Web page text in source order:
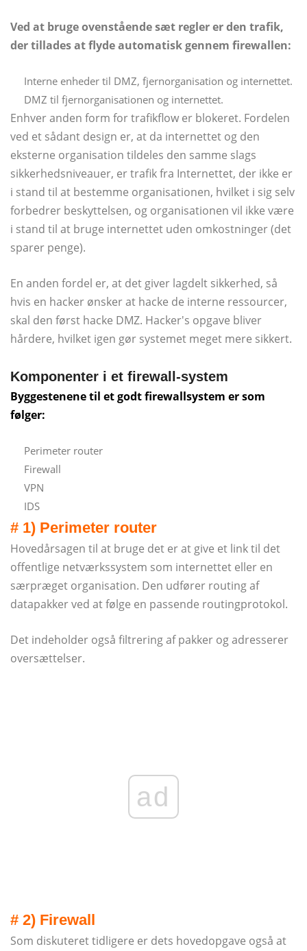
Ved at bruge ovenstående sæt regler er den trafik,
der tillades at flyde automatisk gennem firewallen:
Interne enheder til DMZ, fjernorganisation og internettet.
DMZ til fjernorganisationen og internettet.
Enhver anden form for trafikflow er blokeret. Fordelen
ved et sådant design er, at da internettet og den
eksterne organisation tildeles den samme slags
sikkerhedsniveauer, er trafik fra Internettet, der ikke er
i stand til at bestemme organisationen, hvilket i sig selv
forbedrer beskyttelsen, og organisationen vil ikke være
i stand til at bruge internettet uden omkostninger (det
sparer penge).
En anden fordel er, at det giver lagdelt sikkerhed, så
hvis en hacker ønsker at hacke de interne ressourcer,
skal den først hacke DMZ. Hacker's opgave bliver
hårdere, hvilket igen gør systemet meget mere sikkert.
Komponenter i et firewall-system
Byggestenene til et godt firewallsystem er som
følger:
Perimeter router
Firewall
VPN
IDS
# 1) Perimeter router
Hovedårsagen til at bruge det er at give et link til det
offentlige netværkssystem som internettet eller en
særpræget organisation. Den udfører routing af
datapakker ved at følge en passende routingprotokol.
Det indeholder også filtrering af pakker og adresserer
oversættelser.
ad
# 2) Firewall
Som diskuteret tidligere er dets hovedopgave også at